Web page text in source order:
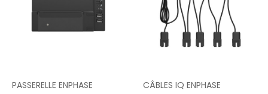
PASSERELLE ENPHASE
CÂBLES IQ ENPHASE